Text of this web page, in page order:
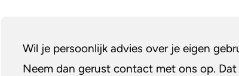
Wil je persoonlijk advies over je eigen
Neem dan gerust contact met ons op.